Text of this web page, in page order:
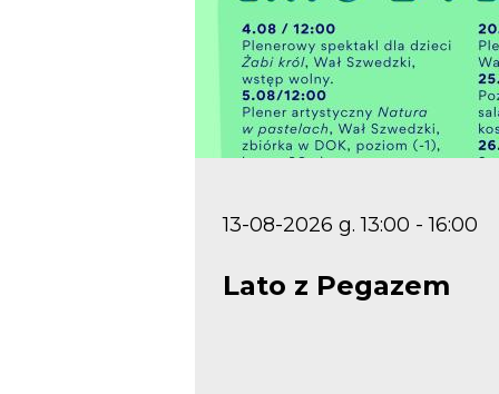
13-08-2026 g. 13:00 - 16:00
Lato z Pegazem